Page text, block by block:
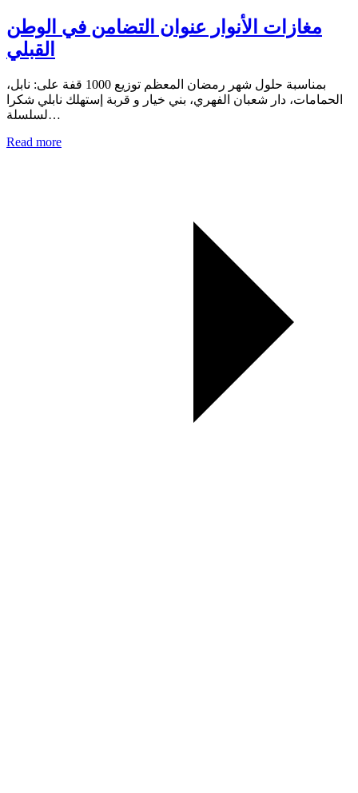
مغازات الأنوار عنوان التضامن في الوطن
القبلي
بمناسبة حلول شهر رمضان المعظم توزيع 1000 قفة على: نابل،
الحمامات، دار شعبان الفهري، بني خيار و قربة إستهلك نابلي شكرا
لسلسلة…
Read more